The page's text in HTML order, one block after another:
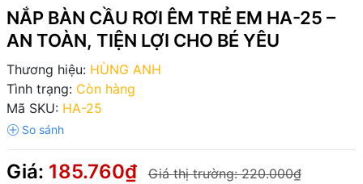
NẮP BÀN CẦU RƠI ÊM TRẺ EM HA-25 –
AN TOÀN, TIỆN LỢI CHO BÉ YÊU
Thương hiệu: HÙNG ANH
Tình trạng: Còn hàng
Mã SKU: HA-25
Giá: 185.760₫ Giá thị trường:220.000₫